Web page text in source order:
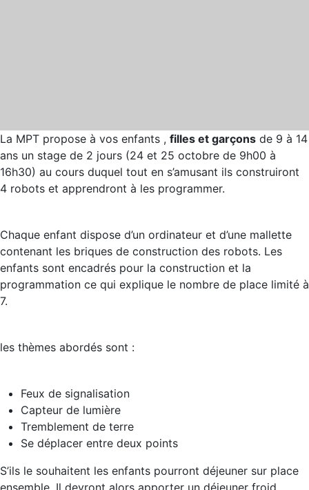
La MPT propose à vos enfants , filles et garçons de 9 à 14
ans un stage de 2 jours (24 et 25 octobre de 9h00 à
16h30) au cours duquel tout en s’amusant ils construiront
4 robots et apprendront à les programmer.
Chaque enfant dispose d’un ordinateur et d’une mallette
contenant les briques de construction des robots. Les
enfants sont encadrés pour la construction et la
programmation ce qui explique le nombre de place limité à
7.
les thèmes abordés sont :
Feux de signalisation
Capteur de lumière
Tremblement de terre
Se déplacer entre deux points
S’ils le souhaitent les enfants pourront déjeuner sur place
ensemble. Il devront alors apporter un déjeuner froid.